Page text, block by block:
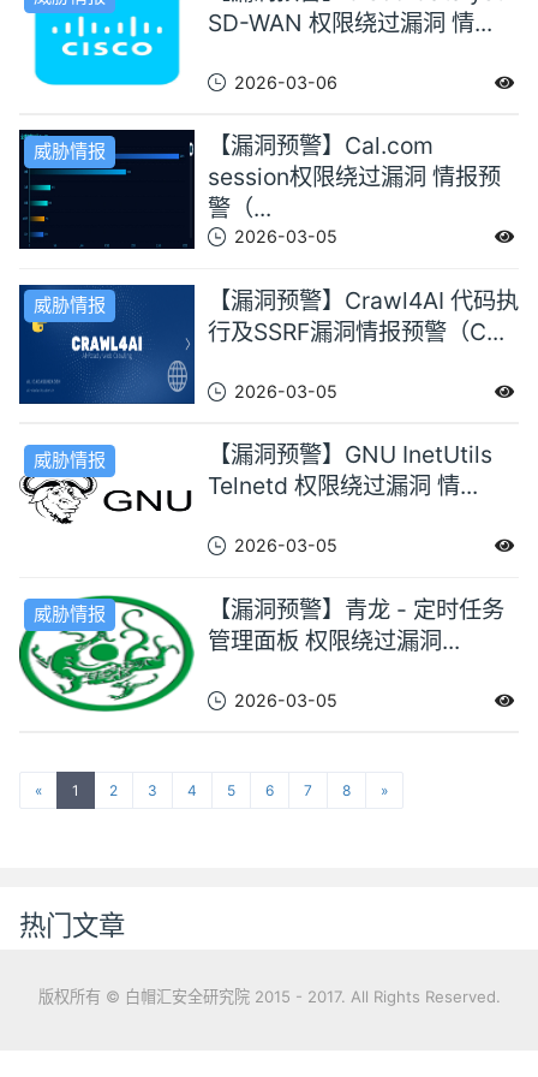
SD-WAN 权限绕过漏洞 情...
2026-03-06
威胁情报
【漏洞预警】Cal.com
session权限绕过漏洞 情报预
警（...
2026-03-05
威胁情报
【漏洞预警】Crawl4AI 代码执
行及SSRF漏洞情报预警（C...
2026-03-05
威胁情报
【漏洞预警】GNU InetUtils
Telnetd 权限绕过漏洞 情...
2026-03-05
威胁情报
【漏洞预警】青龙 - 定时任务
管理面板 权限绕过漏洞...
2026-03-05
« 1 2 3 4 5 6 7 8 »
热门文章
版权所有 © 白帽汇安全研究院 2015 - 2017. All Rights Reserved.